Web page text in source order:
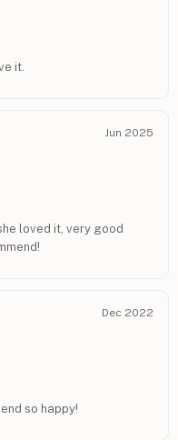
it.
Jun 2025
loved it, very good
Dec 2022
so happy!